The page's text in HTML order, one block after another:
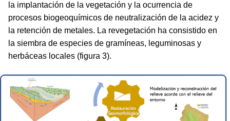
la implantación de la vegetación y la ocurrencia de
procesos biogeoquímicos de neutralización de la acidez y
la retención de metales. La revegetación ha consistido en
la siembra de especies de gramíneas, leguminosas y
herbáceas locales (figura 3).